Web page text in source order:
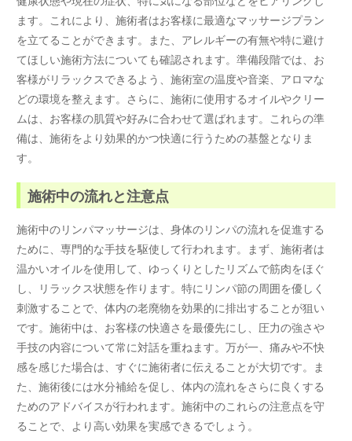
ます。これにより、施術者はお客様に最適なマッサージプラン
を立てることができます。また、アレルギーの有無や特に避け
てほしい施術方法についても確認されます。準備段階では、お
客様がリラックスできるよう、施術室の温度や音楽、アロマな
どの環境を整えます。さらに、施術に使用するオイルやクリー
ムは、お客様の肌質や好みに合わせて選ばれます。これらの準
備は、施術をより効果的かつ快適に行うための基盤となりま
す。
施術中の流れと注意点
施術中のリンパマッサージは、身体のリンパの流れを促進する
ために、専門的な手技を駆使して行われます。まず、施術者は
温かいオイルを使用して、ゆっくりとしたリズムで筋肉をほぐ
し、リラックス状態を作ります。特にリンパ節の周囲を優しく
刺激することで、体内の老廃物を効果的に排出することが狙い
です。施術中は、お客様の快適さを最優先にし、圧力の強さや
手技の内容について常に対話を重ねます。万が一、痛みや不快
感を感じた場合は、すぐに施術者に伝えることが大切です。ま
た、施術後には水分補給を促し、体内の流れをさらに良くする
ためのアドバイスが行われます。施術中のこれらの注意点を守
ることで、より高い効果を実感できるでしょう。